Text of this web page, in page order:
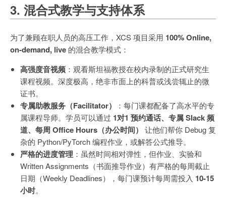
3. 混合式教学与支持体系
为了兼顾在职人员的高压工作，XCS 项目采用 100% Online,
on-demand, live 的混合教学模式：
高强度音视频 ：观看斯坦福教授在校内录制的正式研究生
课程视频。深度极高，绝非市面上的科普或浅尝辄止的微
证书。
专属助教服务（Facilitator）
：每门课都配备了高水平的专
属课程导师。学员可以通过 1对1 预约通话、专属 Slack 频
道、每周 Office Hours（办公时间）
让他们帮你 Debug 复
杂的 Python/PyTorch 编程作业，或解答公式推导。
严格的进度管理 ：虽然时间相对弹性，但作业、实验和
Written Assignments（书面推导作业）有严格的每周截止
日期（Weekly Deadlines），每门课预计每周需投入 10-15
小时。